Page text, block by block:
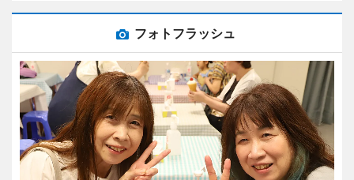
フォトフラッシュ